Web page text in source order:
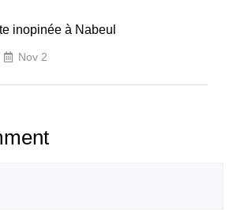
inopinée à Nabeul
Nov 2